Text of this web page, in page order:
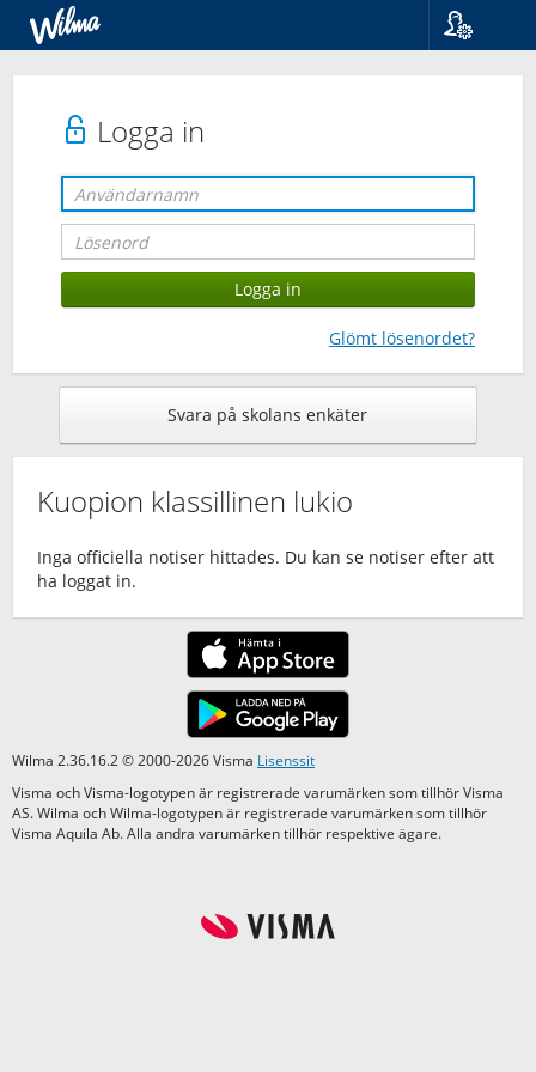
Logga in
Glömt lösenordet?
Svara på skolans enkäter
Kuopion klassillinen lukio
Inga officiella notiser hittades. Du kan se notiser efter att
ha loggat in.
Wilma 2.36.16.2 © 2000-2026 Visma Lisenssit
Visma och Visma-logotypen är registrerade varumärken som tillhör Visma
AS. Wilma och Wilma-logotypen är registrerade varumärken som tillhör
Visma Aquila Ab. Alla andra varumärken tillhör respektive ägare.